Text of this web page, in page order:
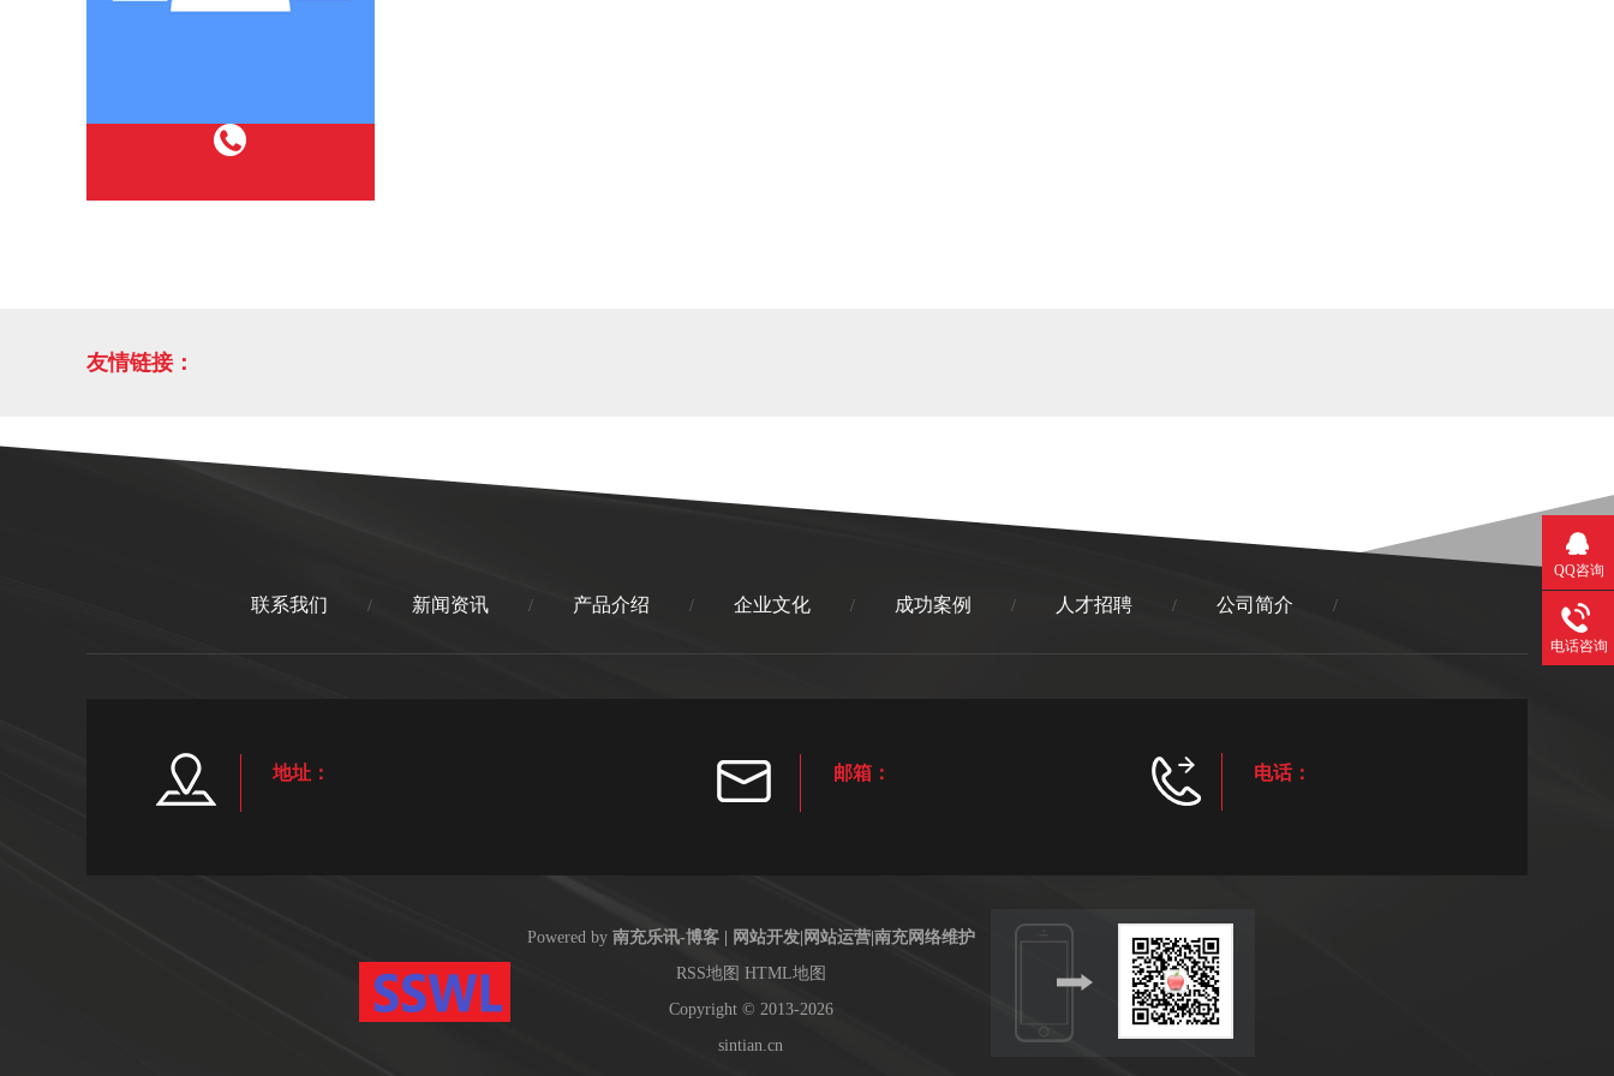
友情链接：
联系我们 / 新闻资讯 / 产品介绍 / 企业文化 / 成功案例 / 人才招聘 / 公司简介 /
地址： 邮箱： 电话：
Powered by 南充乐讯-博客 | 网站开发|网站运营|南充网络维护
RSS地图 HTML地图
Copyright © 2013-2026
sintian.cn
QQ咨询
电话咨询